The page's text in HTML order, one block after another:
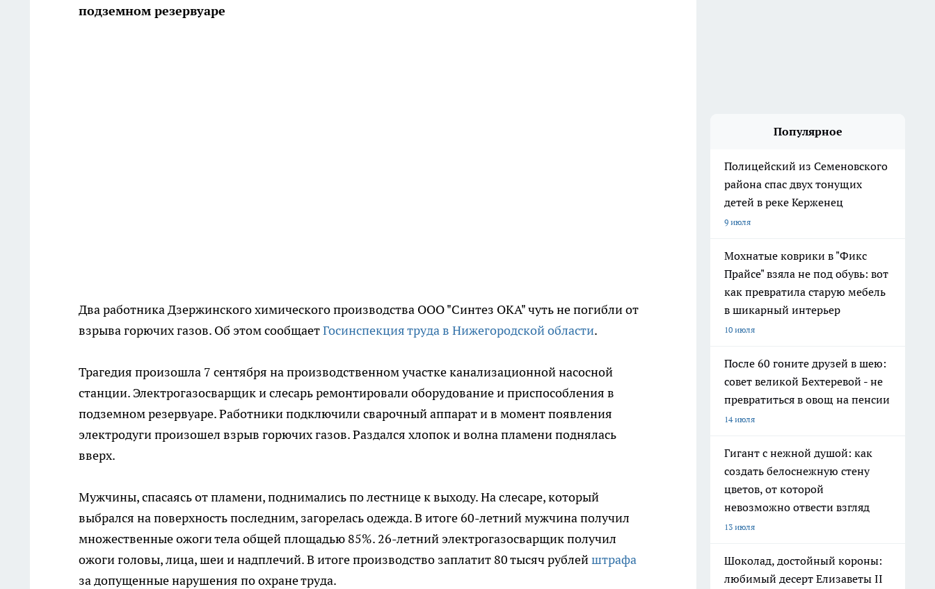
подземном резервуаре
Два работника Дзержинского химического производства ООО "Синтез ОКА" чуть не погибли от
взрыва горючих газов. Об этом сообщаетГосинспекция труда в Нижегородской области.
Трагедия произошла 7 сентября на производственном участке канализационной насосной
станции. Электрогазосварщик и слесарь ремонтировали оборудование и приспособления в
подземном резервуаре. Работники подключили сварочный аппарат и в момент появления
электродуги произошел взрыв горючих газов. Раздался хлопок и волна пламени поднялась
вверх.
Мужчины, спасаясь от пламени, поднимались по лестнице к выходу. На слесаре, который
выбрался на поверхность последним, загорелась одежда. В итоге 60-летний мужчина получил
множественные ожоги тела общей площадью 85%. 26-летний электрогазосварщик получил
ожоги головы, лица, шеи и надплечий. В итоге производство заплатит 80 тысяч рублейштрафа
за допущенные нарушения по охране труда.
Популярное
Полицейский из Семеновского
района спас двух тонущих
детей в реке Керженец
9 июля
Мохнатые коврики в "Фикс
Прайсе" взяла не под обувь: вот
как превратила старую мебель
в шикарный интерьер
10 июля
После 60 гоните друзей в шею:
совет великой Бехтеревой - не
превратиться в овощ на пенсии
14 июля
Гигант с нежной душой: как
создать белоснежную стену
цветов, от которой
невозможно отвести взгляд
13 июля
Шоколад, достойный короны:
любимый десерт Елизаветы II